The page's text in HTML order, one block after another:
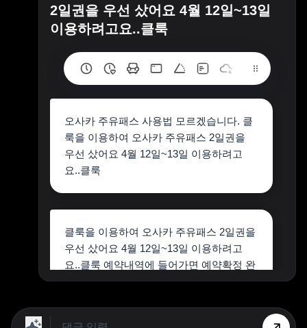
2일권을 우선 샀어요 4월 12일~13일
이용하려고요..클룩
오사카 주유패스 사용법 모르겠습니다. 클
룩을 이용하여 오사카 주유패스 2일권을
우선 샀어요 4월 12일~13일 이용하려고
요..클룩
클룩을 이용하여 오사카 주유패스 2일권을
우선 샀어요 4월 12일~13일 이용하려고
요..클룩 예약내역에 들어가면 예약확정 완
료가 되었고바우처 보기가 있던데 바우처